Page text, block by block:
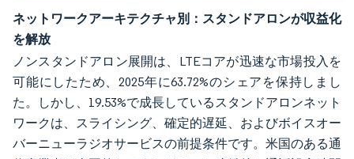
ネットワークアーキテクチャ別：スタンドアロンが収益化
を解放
ノンスタンドアロン展開は、LTEコアが迅速な市場投入を
可能にしたため、2025年に63.72%のシェアを保持しまし
た。しかし、19.53%で成長しているスタンドアロンネット
ワークは、スライシング、確定的遅延、およびボイスオー
バーニューラジオサービスの前提条件です。米国のある通